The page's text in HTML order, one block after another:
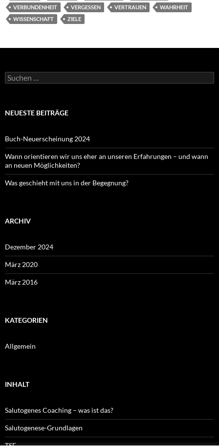
VERBUNDENHEIT
VERGESSEN VERTRAUEN
WAHRHEIT
WISSENSCHAFT
ZIELE
Suchen
nach:
NEUESTE BEITRÄGE
Buch-Neuerscheinung 2024
Wann orientieren wir uns eher an unseren Erfahrungen – und wann
an neuen Möglichkeiten?
Was geschieht mit uns in der Begegnung?
ARCHIV
Dezember 2024
März 2020
März 2016
KATEGORIEN
Allgemein
INHALT
Salutogenes Coaching – was ist das?
Salutogenese-Grundlagen